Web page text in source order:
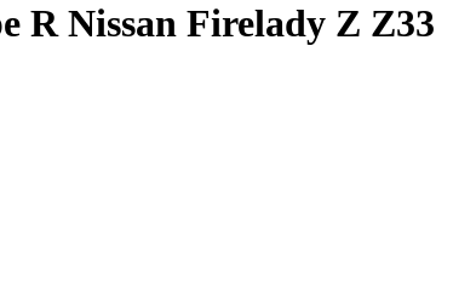
R Nissan Firelady Z Z33